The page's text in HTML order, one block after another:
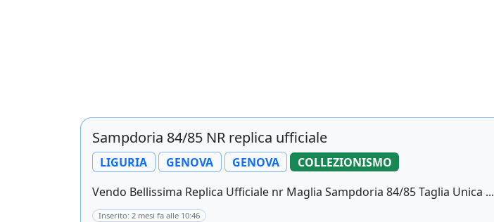
Sampdoria 84/85 NR replica ufficiale
LIGURIA GENOVA GENOVA
COLLEZIONISMO
Vendo Bellissima Replica Ufficiale nr Maglia Sampdoria 84/85 Taglia Unica ...
Inserito: 2 mesi fa alle 10:46